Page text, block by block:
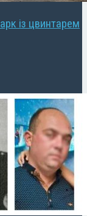
із цвинтарем